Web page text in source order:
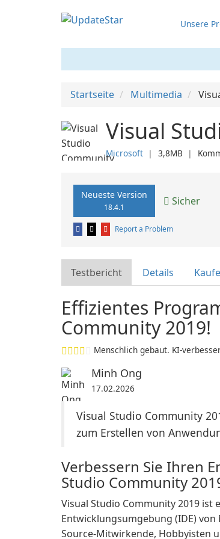
Unsere
Startseite Multimedia
Visual
Microsoft ❘ 3,8MB ❘
Neueste Version
18.4.1 Sicher
Report a Problem
Testbericht Details
Effizientes
Community 2019!
Menschlich gebaut. KI-
Minh Ong
17.02.2026
Visual Studio Community
zum Erstellen von
Verbessern Sie Ihren
Studio Community
Visual Studio Community 2019
Entwicklungsumgebung (IDE)
Source-Mitwirkende, Hobbyisten